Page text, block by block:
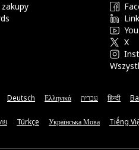
X
Deutsch Ελληνικά עברית हिन्दी
ย Türkçe Українська Мова Tiếng